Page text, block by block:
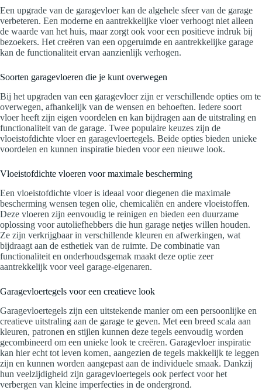
Een upgrade van de garagevloer kan de algehele sfeer van de garage
verbeteren. Een moderne en aantrekkelijke vloer verhoogt niet alleen
de waarde van het huis, maar zorgt ook voor een positieve indruk bij
bezoekers. Het creëren van een opgeruimde en aantrekkelijke garage
kan de functionaliteit ervan aanzienlijk verhogen.
Soorten garagevloeren die je kunt overwegen
Bij het upgraden van een garagevloer zijn er verschillende opties om te
overwegen, afhankelijk van de wensen en behoeften. Iedere soort
vloer heeft zijn eigen voordelen en kan bijdragen aan de uitstraling en
functionaliteit van de garage. Twee populaire keuzes zijn de
vloeistofdichte vloer en garagevloertegels. Beide opties bieden unieke
voordelen en kunnen inspiratie bieden voor een nieuwe look.
Vloeistofdichte vloeren voor maximale bescherming
Een vloeistofdichte vloer is ideaal voor diegenen die maximale
bescherming wensen tegen olie, chemicaliën en andere vloeistoffen.
Deze vloeren zijn eenvoudig te reinigen en bieden een duurzame
oplossing voor autoliefhebbers die hun garage netjes willen houden.
Ze zijn verkrijgbaar in verschillende kleuren en afwerkingen, wat
bijdraagt aan de esthetiek van de ruimte. De combinatie van
functionaliteit en onderhoudsgemak maakt deze optie zeer
aantrekkelijk voor veel garage-eigenaren.
Garagevloertegels voor een creatieve look
Garagevloertegels zijn een uitstekende manier om een persoonlijke en
creatieve uitstraling aan de garage te geven. Met een breed scala aan
kleuren, patronen en stijlen kunnen deze tegels eenvoudig worden
gecombineerd om een unieke look te creëren. Garagevloer inspiratie
kan hier echt tot leven komen, aangezien de tegels makkelijk te leggen
zijn en kunnen worden aangepast aan de individuele smaak. Dankzij
hun veelzijdigheid zijn garagevloertegels ook perfect voor het
verbergen van kleine imperfecties in de ondergrond.